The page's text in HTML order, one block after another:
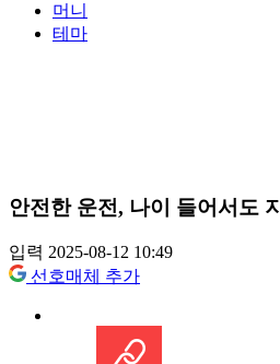
머니
테마
안전한 운전, 나이 들어서도
입력 2025-08-12 10:49
선호매체 추가